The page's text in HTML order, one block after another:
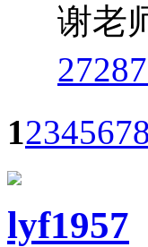
谢老
12345678
lyf1957